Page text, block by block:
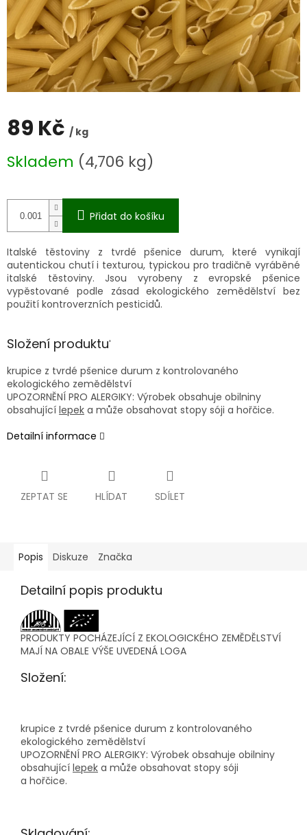
89 Kč / kg
cena:
Skladem (4,706 kg)
Přidat do košíku
Italské těstoviny z tvrdé pšenice durum, které vynikají
autentickou chutí i texturou, typickou pro tradičně vyráběné
italské těstoviny. Jsou vyrobeny z evropské pšenice
vypěstované podle zásad ekologického zemědělství bez
použití kontroverzních pesticidů.
Složení produktu'
krupice z tvrdé pšenice durum z kontrolovaného
ekologického zemědělství
UPOZORNĚNÍ PRO ALERGIKY: Výrobek obsahuje obilniny
obsahující lepek a může obsahovat stopy sóji a hořčice.
Detailní informace
ZEPTAT SE HLÍDAT SDÍLET
Popis Diskuze Značka
Detailní popis produktu
PRODUKTY POCHÁZEJÍCÍ Z EKOLOGICKÉHO ZEMĚDĚLSTVÍ
MAJÍ NA OBALE VÝŠE UVEDENÁ LOGA
Složení:
krupice z tvrdé pšenice durum z kontrolovaného
ekologického zemědělství
UPOZORNĚNÍ PRO ALERGIKY: Výrobek obsahuje obilniny
obsahující lepek a může obsahovat stopy sóji
a hořčice.